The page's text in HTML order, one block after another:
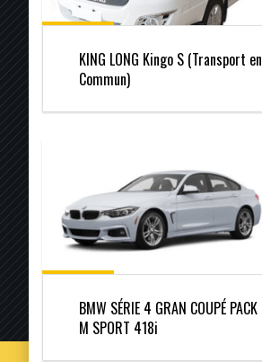
KING LONG Kingo S (Transport en
Commun)
BMW SÉRIE 4 GRAN COUPÉ PACK
M SPORT 418i